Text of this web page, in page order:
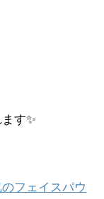
す✨
フェイスパウ